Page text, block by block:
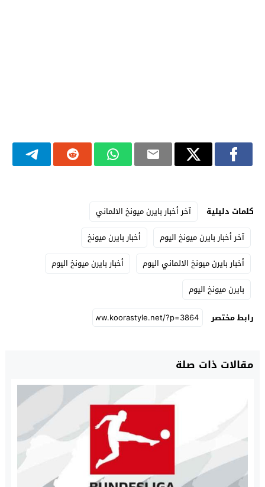
كلمات دليلية
آخر أخبار بايرن ميونخ الالماني
آخر أخبار بايرن ميونخ اليوم
أخبار بايرن ميونخ
أخبار بايرن ميونخ الالماني اليوم
أخبار بايرن ميونخ اليوم
بايرن ميونخ اليوم
رابط مختصر
مقالات ذات صلة